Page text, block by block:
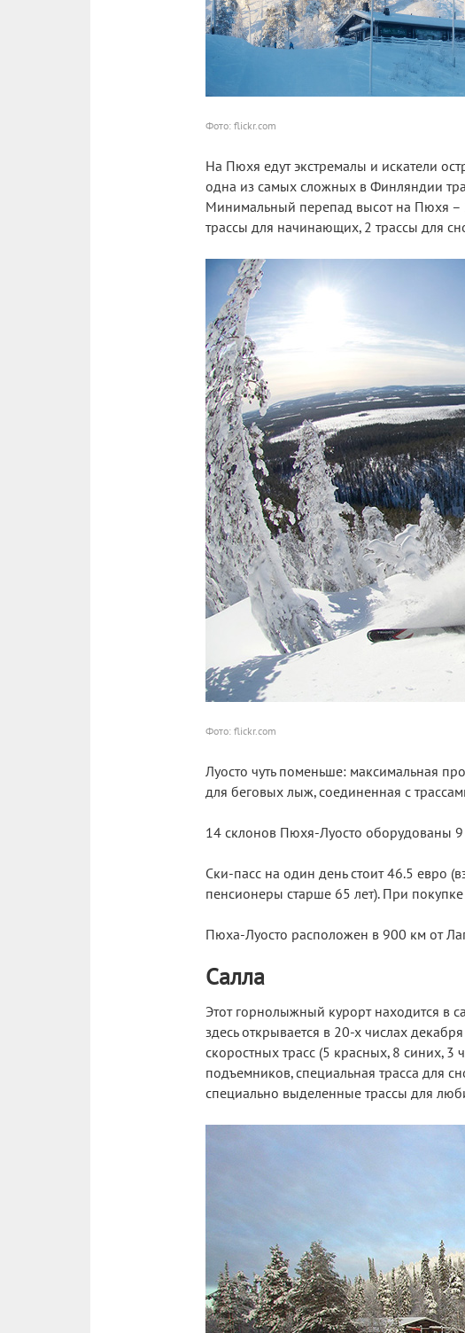
Фото: flickr.com
На Пюхя едут экстремалы и искатели
одна из самых сложных в Финляндии
Минимальный перепад высот на Пюхя –
трассы для начинающих, 2 трассы для
Фото: flickr.com
Луосто чуть поменьше: максимальная
для беговых лыж, соединенная с
14 склонов Пюхя-Луосто оборудованы
Ски-пасс на один день стоит 46.5 евро
пенсионеры старше 65 лет). При
Пюха-Луосто расположен в 900 км от
Салла
Этот горнолыжный курорт находится в
здесь открывается в 20-х числах
скоростных трасс (5 красных, 8 синих,
подъемников, специальная трасса для
специально выделенные трассы для